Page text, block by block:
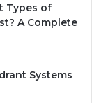
Types of
A Complete
Systems